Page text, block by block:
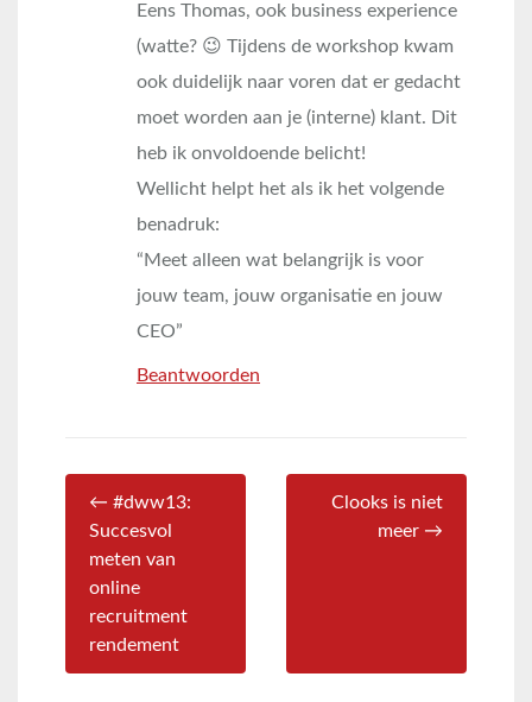
Eens Thomas, ook business experience
(watte? 😉 Tijdens de workshop kwam
ook duidelijk naar voren dat er gedacht
moet worden aan je (interne) klant. Dit
heb ik onvoldoende belicht!
Wellicht helpt het als ik het volgende
benadruk:
“Meet alleen wat belangrijk is voor
jouw team, jouw organisatie en jouw
CEO”
Beantwoorden
← #dww13:
Succesvol
meten van
online
recruitment
rendement
Clooks is niet
meer →